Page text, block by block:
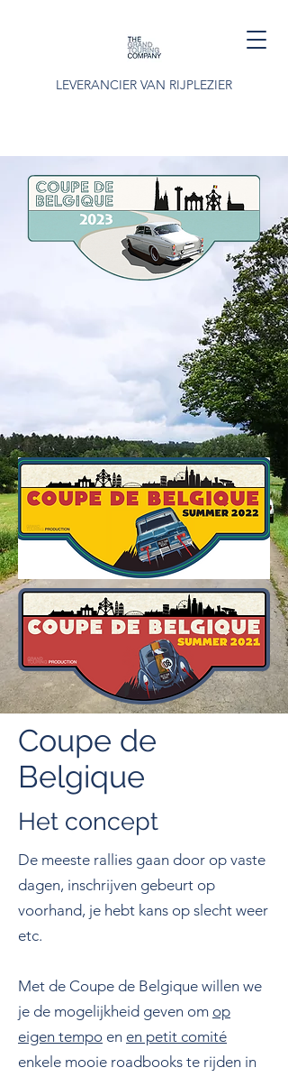
LEVERANCIER VAN RIJPLEZIER
Coupe de
Belgique
Het concept
De meeste rallies gaan door op vaste
dagen, inschrijven gebeurt op
voorhand, je hebt kans op slecht weer
etc.
Met de Coupe de Belgique willen we
je de mogelijkheid geven om op
eigen tempo en en petit comité
enkele mooie roadbooks te rijden in